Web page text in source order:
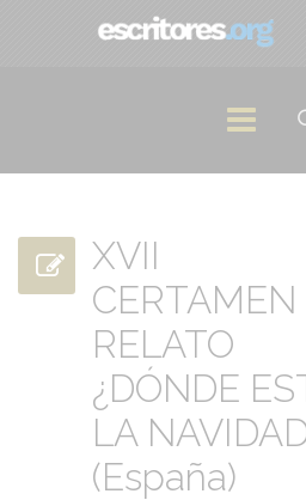
XVII
CERTAMEN
RELATO
¿DÓNDE
LA
(España)